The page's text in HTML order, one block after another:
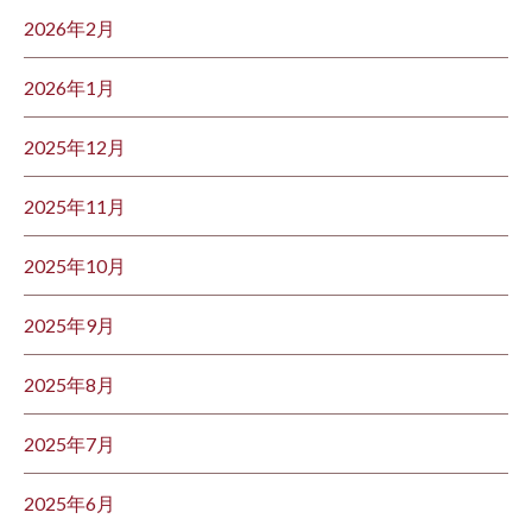
2026年2月
2026年1月
2025年12月
2025年11月
2025年10月
2025年9月
2025年8月
2025年7月
2025年6月